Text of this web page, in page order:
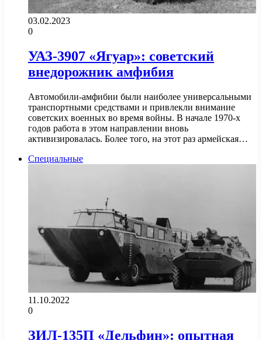
03.02.2023
0
УАЗ-3907 «Ягуар»: советский
внедорожник амфибия
Автомобили-амфибии были наиболее универсальными
транспортными средствами и привлекли внимание
советских военных во время войны. В начале 1970-х
годов работа в этом направлении вновь
активизировалась. Более того, на этот раз армейская…
Специальные
11.10.2022
0
ЗИЛ-135П «Дельфин»: опытная